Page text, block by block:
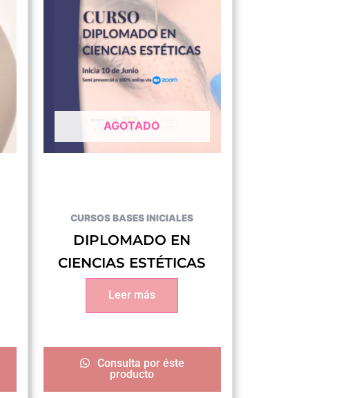
AGOTADO
CURSOS BASES INICIALES
DIPLOMADO EN
CIENCIAS ESTÉTICAS
Leer más
Consulta por éste
producto